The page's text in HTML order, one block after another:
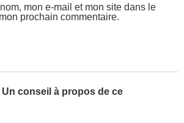
mon e-mail et mon site dans le
prochain commentaire.
conseil à propos de ce